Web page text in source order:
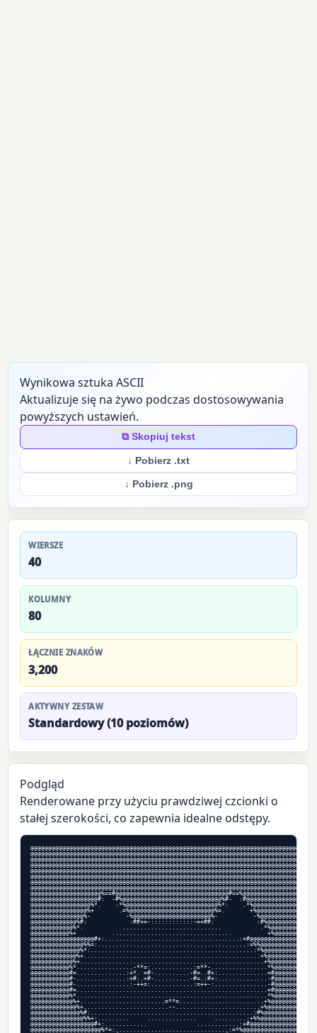
Wynikowa sztuka ASCII
Aktualizuje się na żywo podczas dostosowywania
powyższych ustawień.
⧉ Skopiuj tekst
↓ Pobierz .txt
↓ Pobierz .png
WIERSZE
40
KOLUMNY
80
ŁĄCZNIE ZNAKÓW
3,200
AKTYWNY ZESTAW
Standardowy (10 poziomów)
Podgląd
Renderowane przy użyciu prawdziwej czcionki o
stałej szerokości, co zapewnia idealne odstępy.
@@@@@@@@@@@@@@@@@@@@@@@@@@@@@@@@@@@@@@@@@@@@@@@@@@@@@@@@@@@@@@@@@@@@@@@@@@@@@@@@
@@@@@@@@@@@@@@@@@@@@@@@@@@@@@@@@@@@@@@@@@@@@@@@@@@@@@@@@@@@@@@@@@@@@@@@@@@@@@@@@
@@@@@@@@@@@@@@@@@@@@@@@@@@@@@@@@@@@@@@@@@@@@@@@@@@@@@@@@@@@@@@@@@@@@@@@@@@@@@@@@
@@@@@@@@@@@@@@@@@@@@@@@@@@@@@@@@@@@@@@@@@@@@@@@@@@@@@@@@@@@@@@@@@@@@@@@@@@@@@@@@
@@@@@@@@@@@@@@@@@@@@@@@@@@@@@@@@@@@@@@@@@@@@@@@@@@@@@@@@@@@@@@@@@@@@@@@@@@@@@@@@
@@@@@@@@@@@@@@@@@@@@@@@@@@@@@@@@@@@@@@@@@@@@@@@@@@@@@@@@@@@@@@@@@@@@@@@@@@@@@@@@
@@@@@@@@@@@@@@@@@@@@@@@@@@@@@@@@@@@@@@@@@@@@@@@@@@@@@@@@@@@@@@@@@@@@@@@@@@@@@@@@
@@@@@@@@@@@@@@@@@@@@@@@@@@@@@@@@@@@@@@@@@@@@@@@@@@@@@@@@@@@@@@@@@@@@@@@@@@@@@@@@
@@@@@@@@@@@@@@@@@@@@%==#@@@@@@@@@@@@@@@@@@@@@@@@@@@@@@@@#==%@@@@@@@@@@@@@@@@@@@@
@@@@@@@@@@@@@@@@@@@#:  -#%@@@@@@@@@@@@@@@@@@@@@@@@@@@@%#-  :#@@@@@@@@@@@@@@@@@@@
@@@@@@@@@@@@@@@@@%*.    :*%@@@@@@@@@@@@@@@@@@@@@@@@@@%*:    .*%@@@@@@@@@@@@@@@@@
@@@@@@@@@@@@@@@@%+       .=%@@@@@@@@@@@@@@@@@@@@@@@@%=.       +%@@@@@@@@@@@@@@@@
@@@@@@@@@@@@@@@%-          -%@@@@@@@@@@@@@@@@@@@@@@%-          -%@@@@@@@@@@@@@@@
@@@@@@@@@@@@@%#:            :##+=-::::::::::::-=+##:            :#%@@@@@@@@@@@@@
@@@@@@@@@@@@%*.           ............................           .*%@@@@@@@@@@@@
@@@@@@@@@@@%+          ..................................          +%@@@@@@@@@@@
@@@@@@@@@@@@@@@@@@#+:......................................:+#@@@@@@@@@@@@@@@@@@
@@@@@@@@@@@@@@@%%=:..........................................:=%%@@@@@@@@@@@@@@@
@@@@@@@@@@@@@@%*:..............................................:*%@@@@@@@@@@@@@@
@@@@@@@@@@@@@%+..................................................+%@@@@@@@@@@@@@
@@@@@@@@@@@@%+....................................................+%@@@@@@@@@@@@
@@@@@@@@@@@%*................-**=:............:=**-................*%@@@@@@@@@@@
@@@@@@@@@@@#=..............:+*. =#-..........-#=..#+:..............=#@@@@@@@@@@@
@@@@@@@@@@@#-..............:+#:.+#-..........-#=.:#+:..............-#@@@@@@@@@@@
@@@@@@@@@@@#-...............:-++=:............:=++-:...............-#@@@@@@@@@@@
@@@@@@@@@@@#=......................................................=#@@@@@@@@@@@
@@@@@@@@@@@%*......................................................*%@@@@@@@@@@@
@@@@@@@@@@@@%+........................=**=........................+%@@@@@@@@@@@@
@@@@@@@@@@@@@%+........................--........................+%@@@@@@@@@@@@@
@@@@@@@@@@@@@@%#:..............................................:#%@@@@@@@@@@@@@@
@@@@@@@@@@@@@@@%%+:.........     ..............     .........:+%%@@@@@@@@@@@@@@@
@@@@@@@@@@@@@@@@@@#+:............              ............:+#@@@@@@@@@@@@@@@@@@
@@@@@@@@@@@@@@@@@@@@%*=:................................:=*%@@@@@@@@@@@@@@@@@@@@